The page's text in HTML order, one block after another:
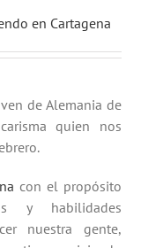
en Cartagena
de Alemania de
quien nos
con el propósito
y habilidades
nuestra gente,